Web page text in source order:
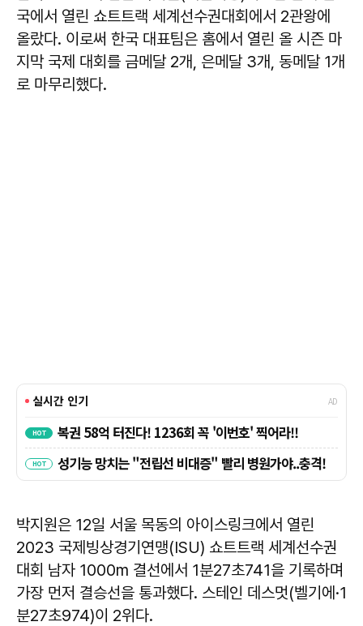
국에서 열린 쇼트트랙 세계선수권대회에서 2관왕에
올랐다. 이로써 한국 대표팀은 홈에서 열린 올 시즌 마
지막 국제 대회를 금메달 2개, 은메달 3개, 동메달 1개
로 마무리했다.
박지원은 12일 서울 목동의 아이스링크에서 열린
2023 국제빙상경기연맹(ISU) 쇼트트랙 세계선수권
대회 남자 1000m 결선에서 1분27초741을 기록하며
가장 먼저 결승선을 통과했다. 스테인 데스멋(벨기에·1
분27초974)이 2위다.